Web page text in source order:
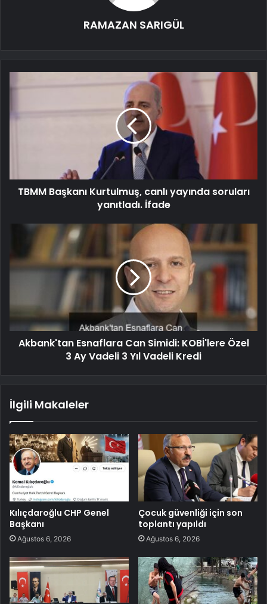
RAMAZAN SARIGÜL
TBMM Başkanı Kurtulmuş, canlı yayında soruları
yanıtladı. İfade
Akbank'tan Esnaflara Can Simidi: KOBİ'lere Özel
3 Ay Vadeli 3 Yıl Vadeli Kredi
İlgili Makaleler
Kılıçdaroğlu CHP Genel
Başkanı
Ağustos 6, 2026
Çocuk güvenliği için son
toplantı yapıldı
Ağustos 6, 2026